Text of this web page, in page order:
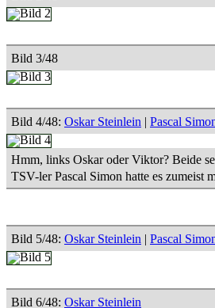
Bild 3/48
Bild 4/48: Oskar Steinlein | Pascal
Hmm, links Oskar oder Viktor? Beide
TSV-ler Pascal Simon hatte es zumeist
Bild 5/48: Oskar Steinlein | Pascal
Bild 6/48: Oskar Steinlein